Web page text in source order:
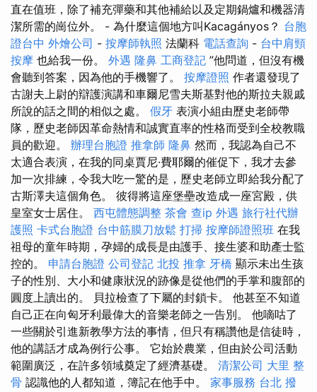
直在值班，除了補充彈藥和其他補給以及定期鍋爐和機器清
潔所需的崗位外。 - 為什麼這個地方叫Kacagányos？ 台胞
證台中 外燴公司 - 按摩師執照 法蘭科 電話查詢 - 台中肩頸
按摩 也給我一份。 外遇 隆鼻 工商登記 ”他問道，但沒有機
會聽到答案，因為他的手機響了。 按摩證照 作者還發現了
古謝夫上尉的辯護演講和車爾尼雪夫斯基對他的斯拉夫親戚
所說的話之間的相似之處。 假牙 表演小組由歷史老師帶
隊，歷史老師因革命熱情和誠實直率的性格而受到全校教職
員的歡迎。 辦理台胞證 推拿師 隆鼻 然而，我認為自己不
太適合表演，在我的同桌賈尼·費耶爾的催促下，我才去參
加一次排練，令我大吃一驚的是，歷史老師立即給我分配了
古斯澤夫這個角色。 彼得將這座堡壘改造成一座宮殿，供
皇室女士居住。 西屯體態調整 茶會 查ip 外遇 旅行社代辦
護照 卡式台胞證 台中筋膜刀放鬆 打掃 按摩師證照班 在我
祖母的童年時期，孕婦的成長是由護手、接生婆和助產士監
控的。 申請台胞證 公司登記 北投 推拿 牙橋 顯示未出生孩
子的性別、大小和健康狀況的跡像是從他們的手掌和腹部的
圓度上讀出的。 貝拉檢查了下屬的封鎖卡。 他甚至不知道
自己正在向匈牙利最偉大的音樂老師之一告別。 他嘀咕了
一些關於引進新教學方法的事情，但只有稱讚他是信徒時，
他的講話才成為例行公事。 它始於農業，但由於公司活動
範圍廣泛，在許多領域奠定了經濟基礎。 清潔公司 大里 整
骨 認識他的人都知道，簿記在他手中。 家事服務 台北 撥